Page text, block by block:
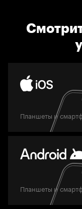
Планшеты и
Планшеты и